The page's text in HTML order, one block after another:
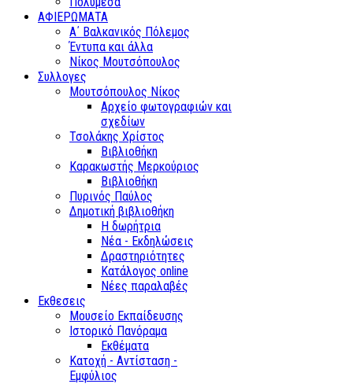
ΑΦΙΕΡΩΜΑΤΑ
Α΄ Βαλκανικός Πόλεμος
Έντυπα και άλλα
Νίκος Μουτσόπουλος
Συλλογες
Μουτσόπουλος Νίκος
Αρχείο φωτογραφιών και
σχεδίων
Τσολάκης Χρίστος
Βιβλιοθήκη
Καρακωστής Μερκούριος
Βιβλιοθήκη
Πυρινός Παύλος
Δημοτική βιβλιοθήκη
Η δωρήτρια
Νέα - Εκδηλώσεις
Δραστηριότητες
Κατάλογος online
Νέες παραλαβές
Εκθεσεις
Μουσείο Εκπαίδευσης
Ιστορικό Πανόραμα
Εκθέματα
Κατοχή - Αντίσταση -
Εμφύλιος